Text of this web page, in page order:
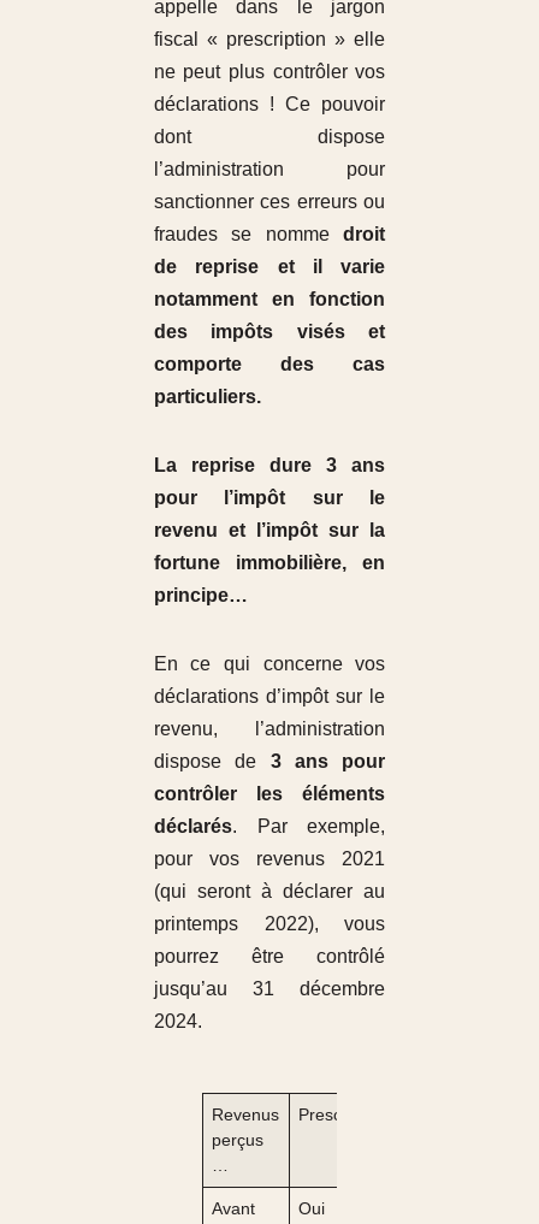
appelle dans le jargon
fiscal « prescription » elle
ne peut plus contrôler vos
déclarations ! Ce pouvoir
dont dispose
l’administration pour
sanctionner ces erreurs ou
fraudes se nommedroit
de reprise et il varie
notamment en fonction
des impôts visés et
comporte des cas
particuliers.
La reprise dure 3 ans
pour l’impôt sur le
revenu et l’impôt sur la
fortune immobilière, en
principe…
En ce qui concerne vos
déclarations d’impôt sur le
revenu, l’administration
dispose de 3 ans pour
contrôler les éléments
déclarés. Par exemple,
pour vos revenus 2021
(qui seront à déclarer au
printemps 2022), vous
pourrez être contrôlé
jusqu’au 31 décembre
2024.
Revenus
perçus
Prescrits ?
Avant
Oui